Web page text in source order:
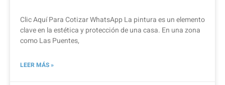
Clic Aquí Para Cotizar​ WhatsApp La pintura es un elemento
clave en la estética y protección de una casa. En una zona
como Las Puentes,
LEER MÁS »